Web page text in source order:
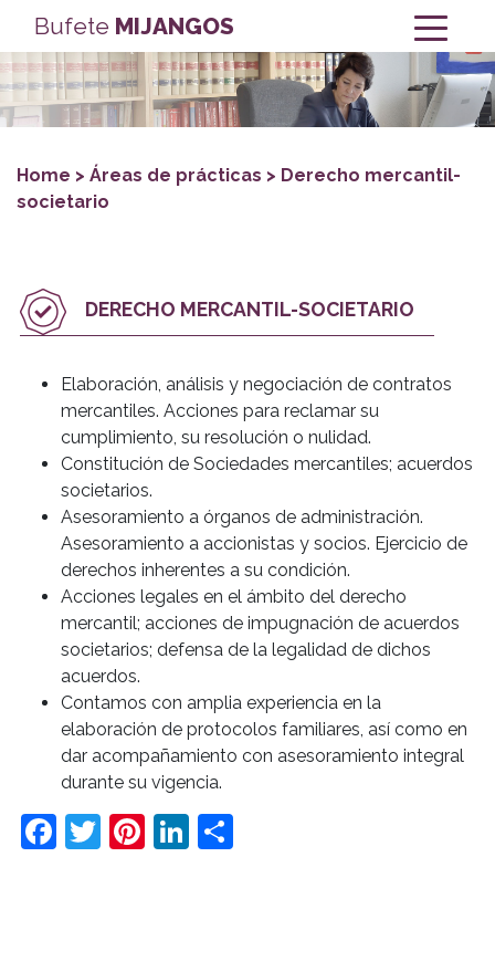
Bufete MIJANGOS
Home > Áreas de prácticas > Derecho mercantil-
societario
DERECHO MERCANTIL-SOCIETARIO
Elaboración, análisis y negociación de contratos
mercantiles. Acciones para reclamar su
cumplimiento, su resolución o nulidad.
Constitución de Sociedades mercantiles; acuerdos
societarios.
Asesoramiento a órganos de administración.
Asesoramiento a accionistas y socios. Ejercicio de
derechos inherentes a su condición.
Acciones legales en el ámbito del derecho
mercantil; acciones de impugnación de acuerdos
societarios; defensa de la legalidad de dichos
acuerdos.
Contamos con amplia experiencia en la
elaboración de protocolos familiares, así como en
dar acompañamiento con asesoramiento integral
durante su vigencia.
Facebook
Twitter
Pinterest
LinkedIn